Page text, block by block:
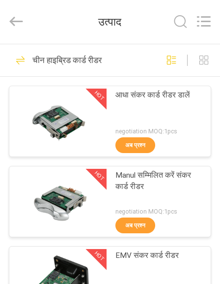
उत्पादों
नियंत्रण
आपूर्तिकर्ता.
Copyright
motorizedcardreader.com.
Reserved.
मोटर चालित कार्ड रीडर
55
डिप कार्ड रीडर
40
उत्पाद
चीन हाइब्रिड कार्ड रीडर
HOT आधा संकर कार्ड रीडर डालें
negotiation MOQ:1pcs
अब प्रश्न
HOT
Manul सम्मिलित करें संकर
कार्ड रीडर
negotiation MOQ:1pcs
अब प्रश्न
HOT EMV संकर कार्ड रीडर